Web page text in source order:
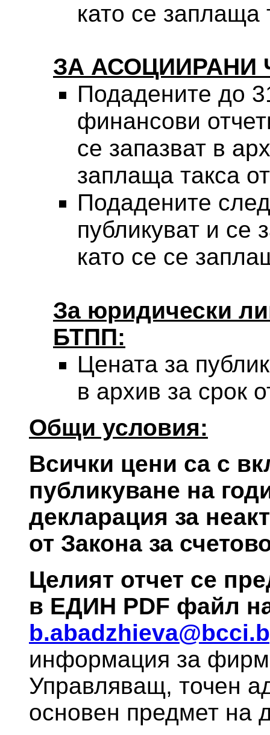
като се заплаща
ЗА АСОЦИИРАНИ
Подадените до
финансови
се запазват в
заплаща такса
Подадените
публикуват и се
като се се
За юридически
БТПП:
Цената за
в архив за срок
Общи условия:
Всички цени са с
публикуване на
декларация за
от Закона за
Целият отчет се
в ЕДИН PDF файл
информация за
Управляващ, точен
основен предмет на